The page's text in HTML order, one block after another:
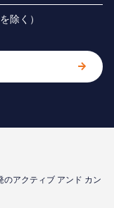
除く）
のアクティブ アンド カン